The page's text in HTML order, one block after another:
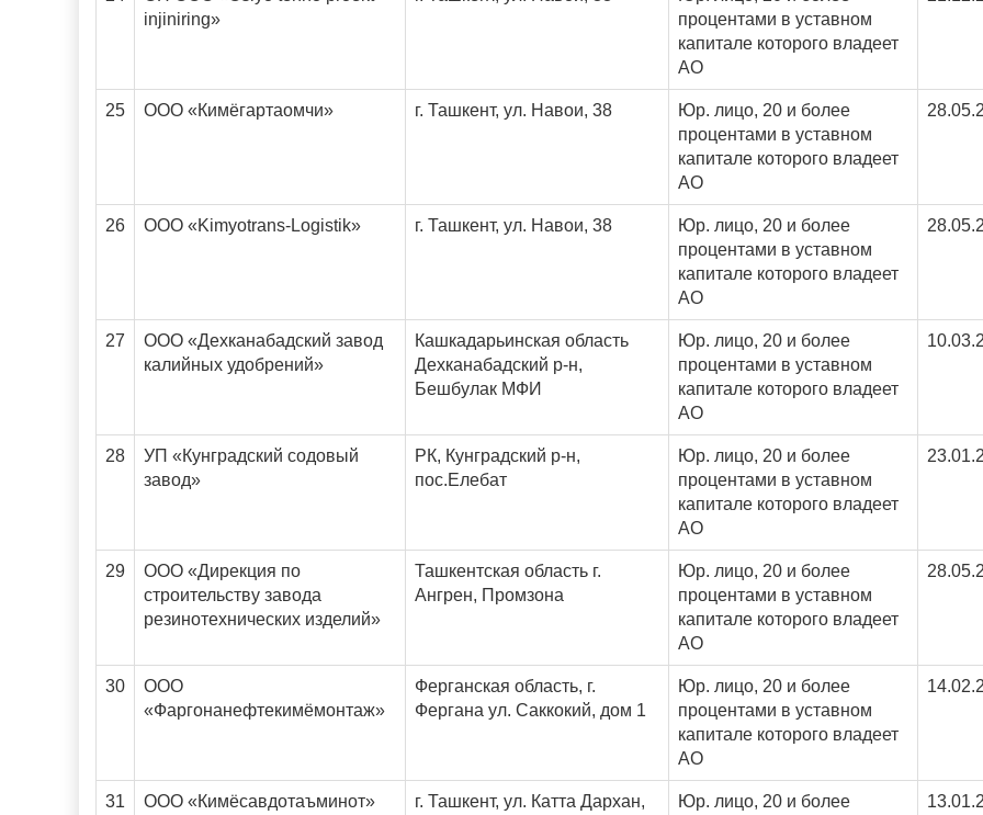
injiniring»
процентами в уставном
капитале которого владеет
АО
25 ООО «Кимёгартаомчи» г. Ташкент, ул. Навои, 38
Юр. лицо, 20 и более
процентами в уставном
капитале которого владеет
АО
26 ООО «Kimyotrans-Logistik» г. Ташкент, ул. Навои, 38
Юр. лицо, 20 и более
процентами в уставном
капитале которого владеет
АО
27
ООО «Дехканабадский завод
калийных удобрений»
Кашкадарьинская область
Дехканабадский р-н,
Бешбулак МФИ
Юр. лицо, 20 и более
процентами в уставном
капитале которого владеет
АО
28
УП «Кунградский содовый
завод»
РК, Кунградский р-н,
пос.Елебат
Юр. лицо, 20 и более
процентами в уставном
капитале которого владеет
АО
29
ООО «Дирекция по
строительству завода
резинотехнических изделий»
Ташкентская область г.
Ангрен, Промзона
Юр. лицо, 20 и более
процентами в уставном
капитале которого владеет
АО
30
ООО
«Фаргонанефтекимёмонтаж»
Ферганская область, г.
Фергана ул. Саккокий, дом 1
Юр. лицо, 20 и более
процентами в уставном
капитале которого владеет
АО
31 ООО «Кимёсавдотаъминот» г. Ташкент, ул. Катта Дархан, Юр. лицо, 20 и более